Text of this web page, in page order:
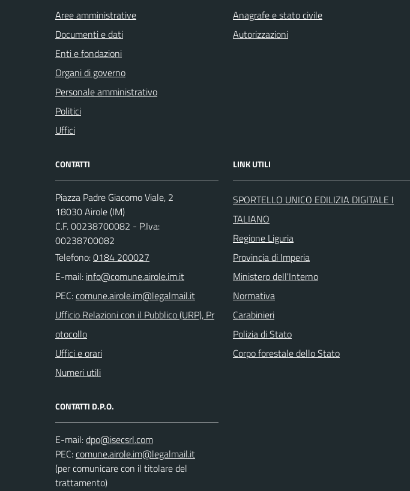
Aree amministrative
Documenti e dati
Enti e fondazioni
Organi di governo
Personale amministrativo
Politici
Uffici
Anagrafe e stato civile
Autorizzazioni
CONTATTI
Piazza Padre Giacomo Viale, 2
18030 Airole (IM)
C.F. 00238700082 - P.Iva:
00238700082
Telefono:0184 200027
E-mail:
PEC:
Ufficio Relazioni con il Pubblico (URP), Pr
otocollo
Uffici e orari
Numeri utili
CONTATTI D.P.O.
E-mail:
PEC:
(per comunicare con il titolare del
trattamento)
LINK UTILI
SPORTELLO UNICO EDILIZIA DIGITALE I
TALIANO
Regione Liguria
Provincia di Imperia
Ministero dell'Interno
Normativa
Carabinieri
Polizia di Stato
Corpo forestale dello Stato